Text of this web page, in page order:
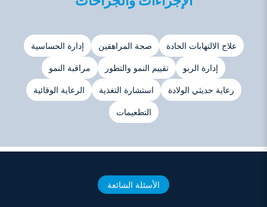
علاج الالتهابات الحادة صحة المراهقين إدارة الحساسية
إدارة الربو تقييم النمو والتطور مراقبة النمو
رعاية حديثي الولادة استشارة التغذية الرعاية الوقائية
التطعيمات
الأسئلة الشائعة